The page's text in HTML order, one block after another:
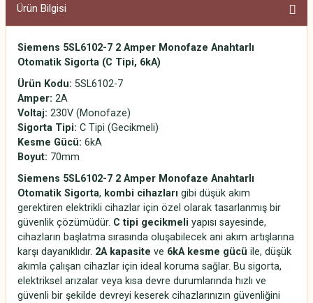
Ürün Bilgisi
Siemens 5SL6102-7 2 Amper Monofaze Anahtarlı
Otomatik Sigorta (C Tipi, 6kA)
Ürün Kodu: 5SL6102-7
Amper: 2A
Voltaj: 230V (Monofaze)
Sigorta Tipi: C Tipi (Gecikmeli)
Kesme Gücü: 6kA
Boyut: 70mm
Siemens 5SL6102-7 2 Amper Monofaze Anahtarlı
Otomatik Sigorta, kombi cihazları gibi düşük akım
gerektiren elektrikli cihazlar için özel olarak tasarlanmış bir
güvenlik çözümüdür. C tipi gecikmeli yapısı sayesinde,
cihazların başlatma sırasında oluşabilecek ani akım artışlarına
karşı dayanıklıdır. 2A kapasite ve 6kA kesme gücü ile, düşük
akımla çalışan cihazlar için ideal koruma sağlar. Bu sigorta,
elektriksel arızalar veya kısa devre durumlarında hızlı ve
güvenli bir şekilde devreyi keserek cihazlarınızın güvenliğini